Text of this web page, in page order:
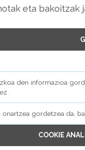
eta bakoitzak
den informazioa
gordetzea da,
COOKIE